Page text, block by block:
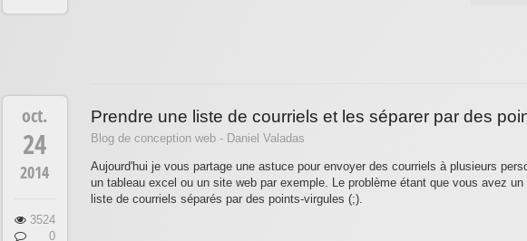
Prendre une liste de courriels et les séparer par des
Blog de conception web - Daniel Valadas
oct.
24
2014
3524
0
Aujourd'hui je vous partage une astuce pour envoyer des courriels à plusieurs
un tableau excel ou un site web par exemple. Le problème étant que vous avez
liste de courriels séparés par des points-virgules (;).